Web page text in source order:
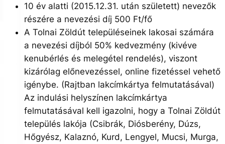
10 év alatti (2015.12.31. után született) nevezők
részére a nevezési díj 500 Ft/fő
A Tolnai Zöldút településeinek lakosai számára
a nevezési díjból 50% kedvezmény (kivéve
kenubérlés és melegétel rendelés), viszont
kizárólag előnevezéssel, online fizetéssel vehető
igénybe. (Rajtban lakcímkártya felmutatásával)
Az indulási helyszínen lakcímkártya
felmutatásával kell igazolni, hogy a Tolnai Zöldút
település lakója (Csibrák, Diósberény, Dúzs,
Hőgyész, Kalaznó, Kurd, Lengyel, Mucsi, Murga,